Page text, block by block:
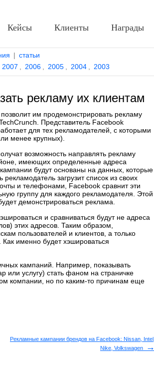
| статьи
2007 2006 2005 2004 2003
рекламу их клиентам
им продемонстрировать рекламу
Представитель Facebook
для тех рекламодателей, с которыми
менее крупных).
возможность направлять рекламу
имеющих определенные адреса
будут основаны на данных, которые
загрузит список из своих
и телефонами, Facebook сравнит эти
группу для каждого рекламодателя. Этой
демонстрироваться реклама.
и сравниваться будут не адреса
этих адресов. Таким образом,
пользователей и клиентов, а только
именно будет хэшироваться
кампаний. Например, показывать
или услугу) стать фаном на страничке
компании, но по каким-то причинам еще
Рекламные кампании брендов на Facebook: Nissan, Intel,
Nike, Volkswagen
→
Кейсы Клиенты Награды